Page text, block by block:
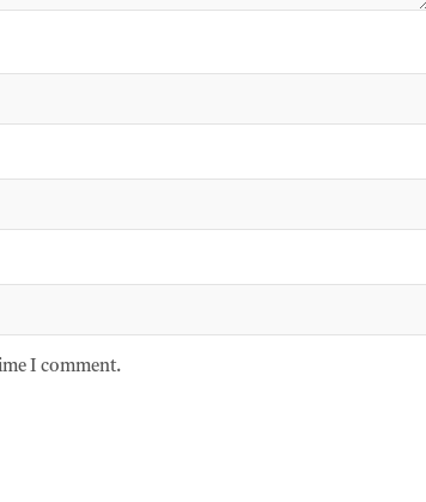
I comment.